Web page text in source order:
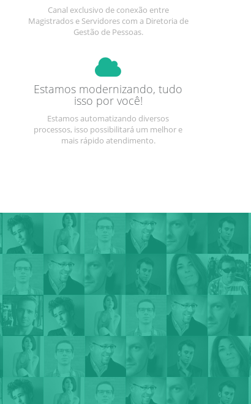
Canal exclusivo de conexão entre
Magistrados e Servidores com a Diretoria de
Gestão de Pessoas.
Estamos modernizando, tudo
isso por você!
Estamos automatizando diversos
processos, isso possibilitará um melhor e
mais rápido atendimento.